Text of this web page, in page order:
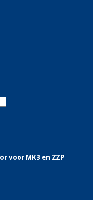
voor MKB en ZZP